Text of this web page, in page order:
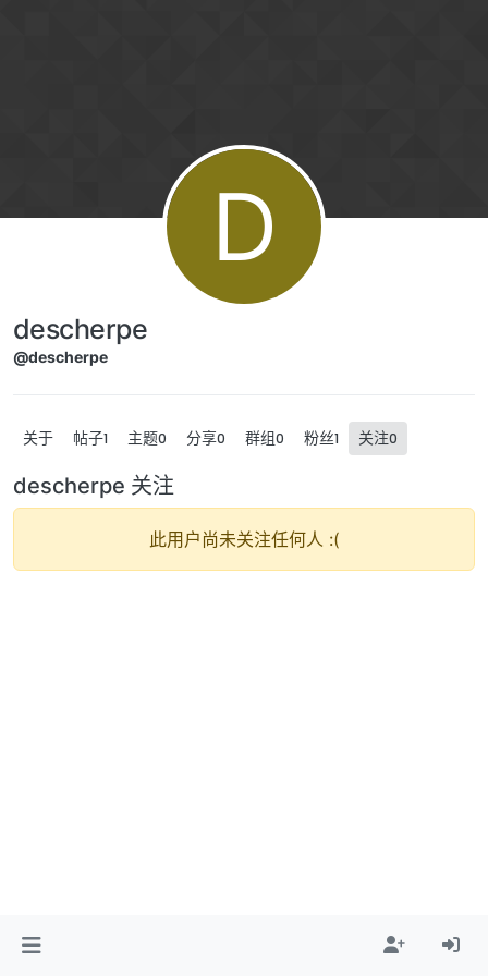
D
descherpe
@descherpe
关于 帖子1 主题0 分享0 群组0 粉丝1 关注0
descherpe 关注
此用户尚未关注任何人 :(